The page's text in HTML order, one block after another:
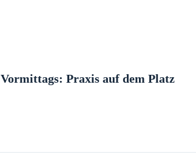
Vormittags: Praxis auf dem Platz